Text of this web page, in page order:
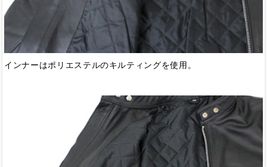
インナーはポリエステルのキルティングを使用。